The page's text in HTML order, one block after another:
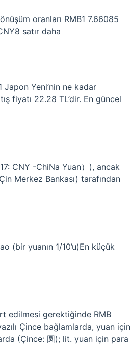
oranları RMB1 7.66085
satır daha
Yeni’nin ne kadar
fiyatı 22.28 TL’dir. En güncel
CNY -ChiNa Yuan）), ancak
Merkez Bankası) tarafından
(bir yuanın 1/10’u)En küçük
edilmesi gerektiğinde RMB
Çince bağlamlarda, yuan için
(Çince: 圆); lit. yuan için para